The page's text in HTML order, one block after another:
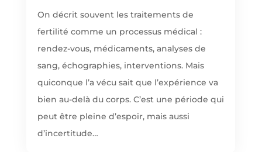
On décrit souvent les traitements de
fertilité comme un processus médical :
rendez-vous, médicaments, analyses de
sang, échographies, interventions. Mais
quiconque l’a vécu sait que l’expérience va
bien au-delà du corps. C’est une période qui
peut être pleine d’espoir, mais aussi
d’incertitude…